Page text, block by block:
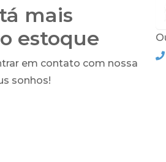
mais
estoque
em contato com nossa
sonhos!